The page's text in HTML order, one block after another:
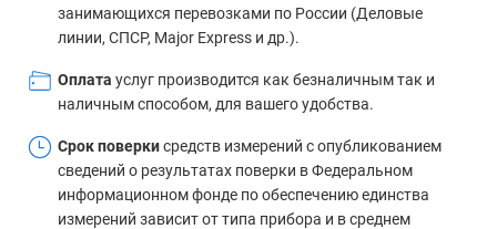
занимающихся перевозками по России (Деловые
линии, СПСР, Major Express и др.).
Оплата услуг производится как безналичным так и
наличным способом, для вашего удобства.
Срок поверкисредств измерений с опубликованием
сведений о результатах поверки в Федеральном
информационном фонде по обеспечению единства
измерений зависит от типа прибора и в среднем